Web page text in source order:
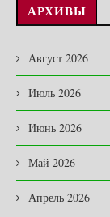
АРХИВЫ
Август 2026
Июль 2026
Июнь 2026
Май 2026
Апрель 2026